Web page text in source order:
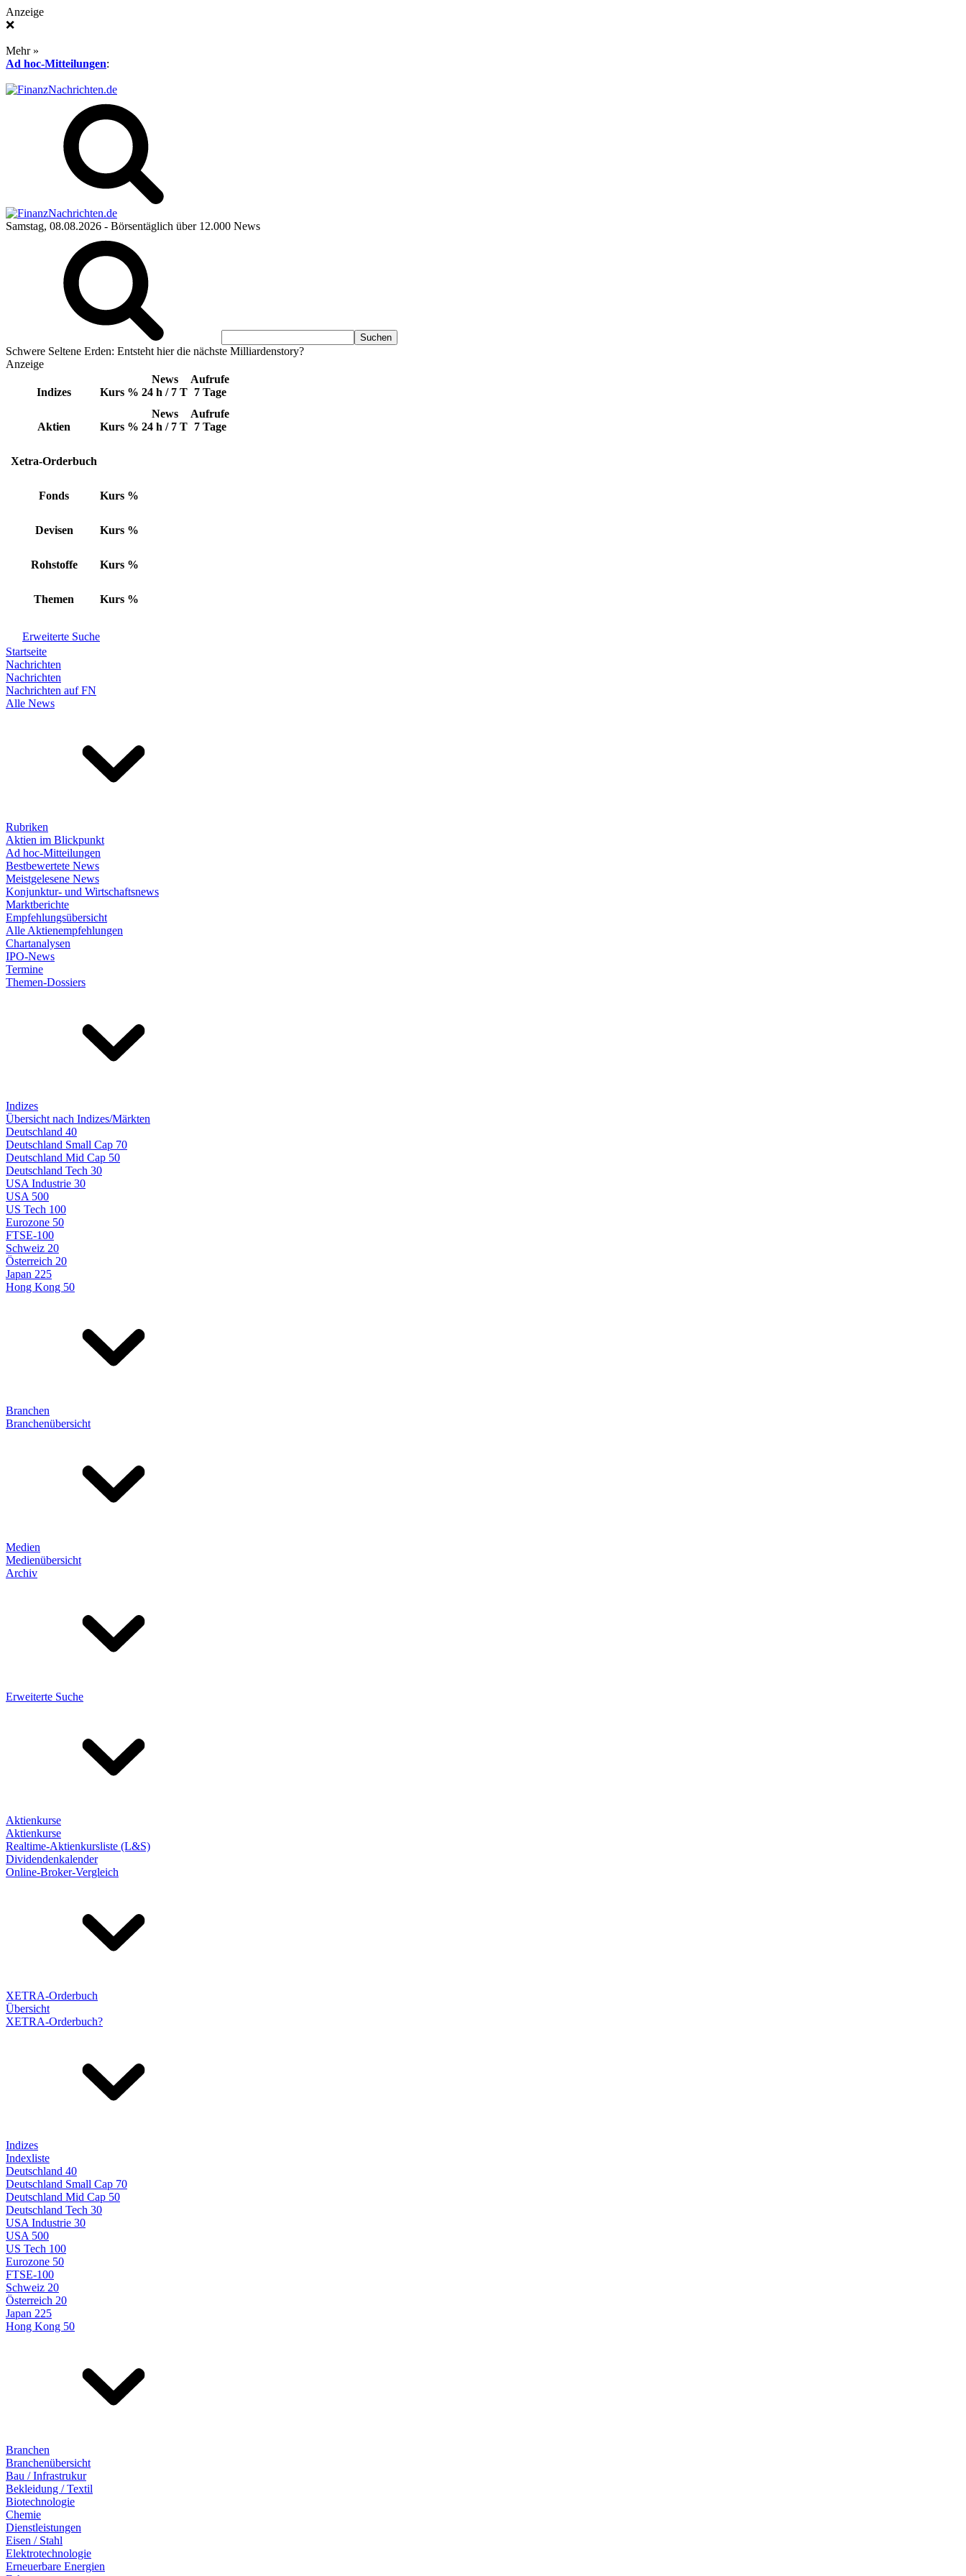
Anzeige
❌
Mehr »
Ad hoc-Mitteilungen:
Samstag, 08.08.2026 - Börsentäglich über 12.000 News
Schwere Seltene Erden: Entsteht hier die nächste Milliardenstory?
Anzeige
Indizes Kurs %
News
24 h / 7 T
Aufrufe
7 Tage
Aktien Kurs %
News
24 h / 7 T
Aufrufe
7 Tage
Xetra-Orderbuch
Fonds Kurs %
Devisen Kurs %
Rohstoffe Kurs %
Themen Kurs %
Erweiterte Suche
Startseite
Nachrichten
Nachrichten
Nachrichten auf FN
Alle News
Rubriken
Aktien im Blickpunkt
Ad hoc-Mitteilungen
Bestbewertete News
Meistgelesene News
Konjunktur- und Wirtschaftsnews
Marktberichte
Empfehlungsübersicht
Alle Aktienempfehlungen
Chartanalysen
IPO-News
Termine
Themen-Dossiers
Indizes
Übersicht nach Indizes/Märkten
Deutschland 40
Deutschland Small Cap 70
Deutschland Mid Cap 50
Deutschland Tech 30
USA Industrie 30
USA 500
US Tech 100
Eurozone 50
FTSE-100
Schweiz 20
Österreich 20
Japan 225
Hong Kong 50
Branchen
Branchenübersicht
Medien
Medienübersicht
Archiv
Erweiterte Suche
Aktienkurse
Aktienkurse
Realtime-Aktienkursliste (L&S)
Dividendenkalender
Online-Broker-Vergleich
XETRA-Orderbuch
Übersicht
XETRA-Orderbuch?
Indizes
Indexliste
Deutschland 40
Deutschland Small Cap 70
Deutschland Mid Cap 50
Deutschland Tech 30
USA Industrie 30
USA 500
US Tech 100
Eurozone 50
FTSE-100
Schweiz 20
Österreich 20
Japan 225
Hong Kong 50
Branchen
Branchenübersicht
Bau / Infrastrukur
Bekleidung / Textil
Biotechnologie
Chemie
Dienstleistungen
Eisen / Stahl
Elektrotechnologie
Erneuerbare Energien